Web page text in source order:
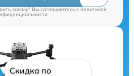
заявку" Вы соглашаетесь cполитикой
Скидка по